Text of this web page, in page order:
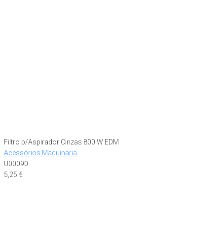
Filtro p/Aspirador Cinzas 800 W EDM
Acessórios Maquinaria
U00090
5,25 €